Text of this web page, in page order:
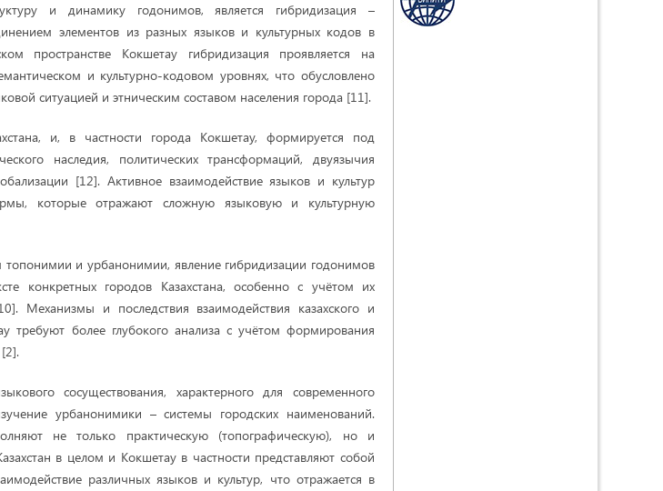
и динамику годонимов, является гибридизация –
элементов из разных языков и культурных кодов в
пространстве Кокшетау гибридизация проявляется на
и культурно-кодовом уровнях, что обусловлено
ситуацией и этническим составом населения города [11].
и, в частности города Кокшетау, формируется под
наследия, политических трансформаций, двуязычия
[12]. Активное взаимодействие языков и культур
которые отражают сложную языковую и культурную
и урбанонимии, явление гибридизации годонимов
конкретных городов Казахстана, особенно с учётом их
Механизмы и последствия взаимодействия казахского и
требуют более глубокого анализа с учётом формирования
сосуществования, характерного для современного
урбанонимики – системы городских наименований.
не только практическую (топографическую), но и
в целом и Кокшетау в частности представляют собой
различных языков и культур, что отражается в